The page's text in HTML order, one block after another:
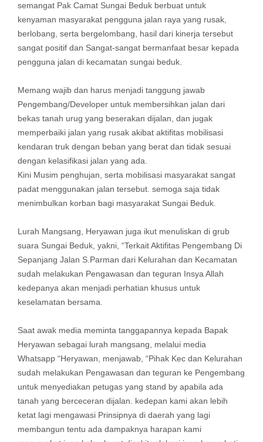
semangat Pak Camat Sungai Beduk berbuat untuk
kenyaman masyarakat pengguna jalan raya yang rusak,
berlobang, serta bergelombang, hasil dari kinerja tersebut
sangat positif dan Sangat-sangat bermanfaat besar kepada
pengguna jalan di kecamatan sungai beduk.
Memang wajib dan harus menjadi tanggung jawab
Pengembang/Developer untuk membersihkan jalan dari
bekas tanah urug yang beserakan dijalan, dan jugak
memperbaiki jalan yang rusak akibat aktifitas mobilisasi
kendaran truk dengan beban yang berat dan tidak sesuai
dengan kelasifikasi jalan yang ada.
Kini Musim penghujan, serta mobilisasi masyarakat sangat
padat menggunakan jalan tersebut. semoga saja tidak
menimbulkan korban bagi masyarakat Sungai Beduk.
Lurah Mangsang, Heryawan juga ikut menuliskan di grub
suara Sungai Beduk, yakni, “Terkait Aktifitas Pengembang Di
Sepanjang Jalan S.Parman dari Kelurahan dan Kecamatan
sudah melakukan Pengawasan dan teguran Insya Allah
kedepanya akan menjadi perhatian khusus untuk
keselamatan bersama.
Saat awak media meminta tanggapannya kepada Bapak
Heryawan sebagai lurah mangsang, melalui media
Whatsapp “Heryawan, menjawab, “Pihak Kec dan Kelurahan
sudah melakukan Pengawasan dan teguran ke Pengembang
untuk menyediakan petugas yang stand by apabila ada
tanah yang berceceran dijalan. kedepan kami akan lebih
ketat lagi mengawasi Prinsipnya di daerah yang lagi
membangun tentu ada dampaknya harapan kami